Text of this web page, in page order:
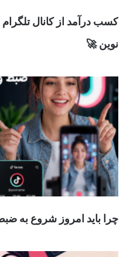
کسب درآمد از کانال
نوین 🚀
چرا باید امروز شروع به